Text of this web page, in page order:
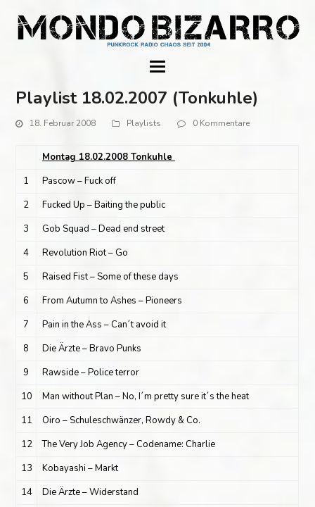
Playlist 18.02.2007 (Tonkuhle)
18. Februar 2008 Playlists 0 Kommentare
Montag 18.02.2008 Tonkuhle
1
Pascow – Fuck off
2
Fucked Up – Baiting the public
3
Gob Squad – Dead end street
4
Revolution Riot – Go
5
Raised Fist – Some of these days
6
From Autumn to Ashes – Pioneers
7
Pain in the Ass – Can´t avoid it
8
Die Ärzte – Bravo Punks
9
Rawside – Police terror
10
Man without Plan – No, I´m pretty sure it´s the heat
11
Oiro – Schuleschwänzer, Rowdy & Co.
12
The Very Job Agency – Codename: Charlie
13
Kobayashi – Markt
14
Die Ärzte – Widerstand